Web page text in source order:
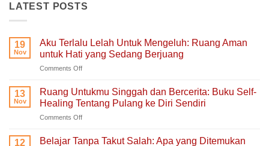
LATEST POSTS
19
Nov
Aku Terlalu Lelah Untuk Mengeluh: Ruang Aman
untuk Hati yang Sedang Berjuang
Comments Offon
Terlalu
Untuk
Mengeluh:
Aman
13
Nov
Ruang Untukmu Singgah dan Bercerita: Buku Self-
Healing Tentang Pulang ke Diri Sendiri
Comments Offon
Untukmu
12 Belajar Tanpa Takut Salah: Apa yang Ditemukan